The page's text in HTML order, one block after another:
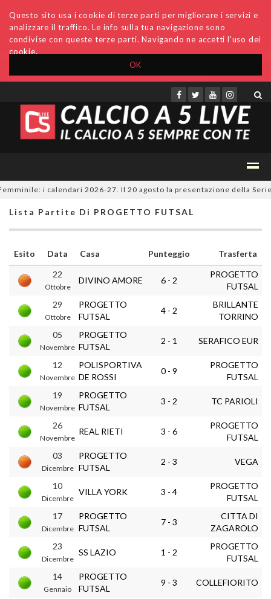
OK
Questo sito usa i cookie di terze parti per migliorare i servizi e
analizzare il traffico. Le info sulla tua navigazione sono
condivise con queste terze parti. Navigando ne accetti l'uso dei
cookie.
Accedi Archivio Invio comunicati Redazione
i calendari 2026-27. Il 20 agosto la presentazione della Serie A
Lista Partite Di PROGETTO FUTSAL
Esito Data Casa Punteggio
Trasferta
22
Ottobre
DIVINO AMORE 6 - 2
PROGETTO
FUTSAL
29
Ottobre
PROGETTO
FUTSAL
4 - 2
BRILLANTE
TORRINO
05
Novembre
PROGETTO
FUTSAL
2 - 1 SERAFICO EUR
12
Novembre
POLISPORTIVA
DE ROSSI
0 - 9
PROGETTO
FUTSAL
19
Novembre
PROGETTO
FUTSAL
3 - 2 TC PARIOLI
26
Novembre
REAL RIETI 3 - 6
PROGETTO
FUTSAL
03
Dicembre
PROGETTO
FUTSAL
2 - 3 VEGA
10
Dicembre
VILLA YORK 3 - 4
PROGETTO
FUTSAL
17
Dicembre
PROGETTO
FUTSAL
7 - 3
CITTA DI
ZAGAROLO
23
Dicembre
SS LAZIO 1 - 2
PROGETTO
FUTSAL
14
Gennaio
PROGETTO
FUTSAL
9 - 3 COLLEFIORITO